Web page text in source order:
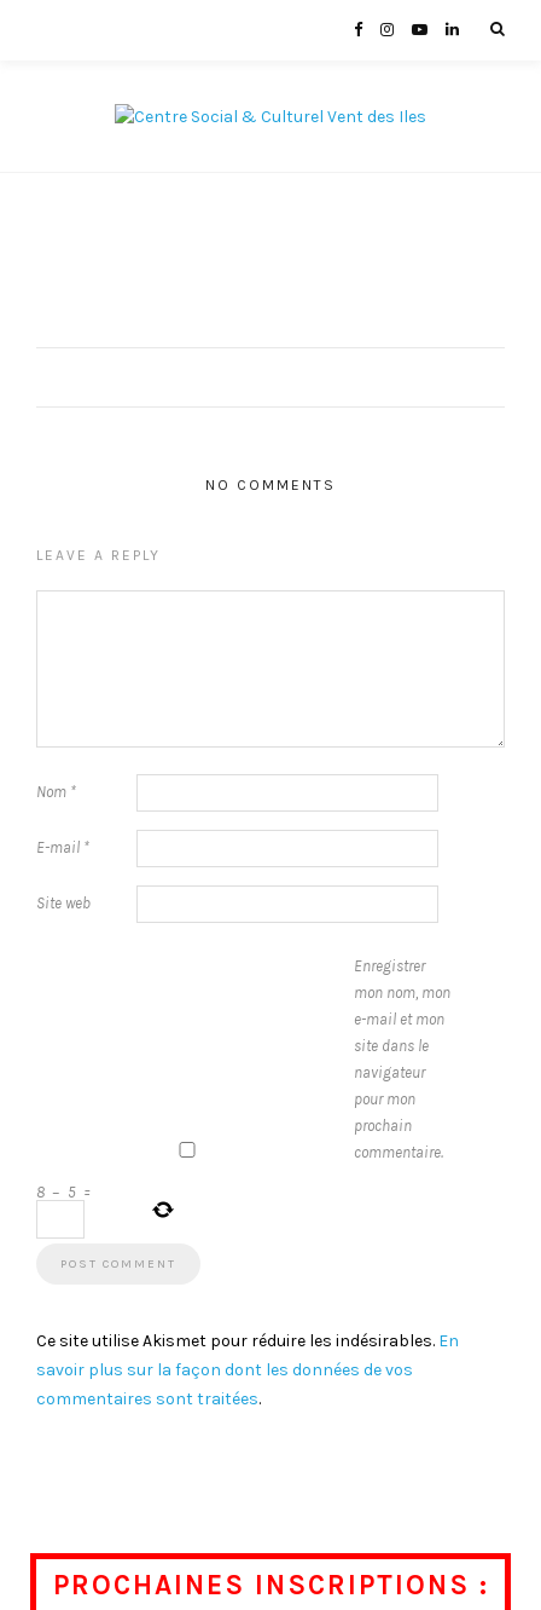
NO COMMENTS
LEAVE A REPLY
Nom *
E-mail *
Site web
Enregistrer
mon nom, mon
e-mail et mon
site dans le
navigateur
pour mon
prochain
commentaire.
8 − 5 =
Ce site utilise Akismet pour réduire les indésirables. En
savoir plus sur la façon dont les données de vos
commentaires sont traitées.
PROCHAINES INSCRIPTIONS :